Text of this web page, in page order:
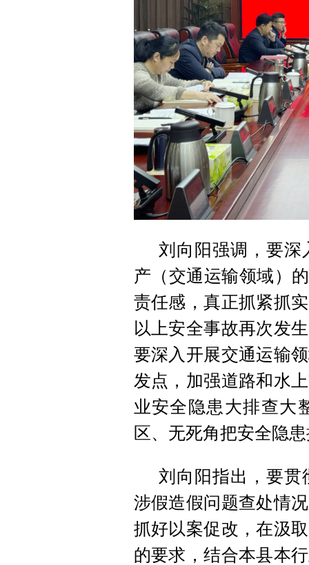
刘向阳强调，要深
产（交通运输领域）
责任感，真正抓紧抓
以上安全事故再次发
要深入开展交通运输
发点，加强道路和水
业安全隐患大排查大
区、无死角把安全隐
刘向阳指出，要贯
涉假造假问题查处情
抓好以案促改，在汲
的要求，结合本县本